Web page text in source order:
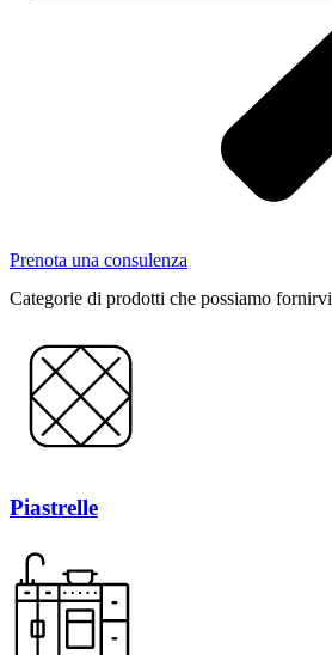
Prenota una consulenza
Categorie di prodotti che possiamo fornirvi
Piastrelle